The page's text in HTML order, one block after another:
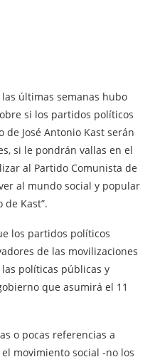
las últimas semanas hubo
si los partidos políticos
José Antonio Kast serán
si le pondrán vallas en el
al Partido Comunista de
al mundo social y popular
Kast”.
los partidos políticos
de las movilizaciones
políticas públicas y
que asumirá el 11
o pocas referencias a
movimiento social -no los